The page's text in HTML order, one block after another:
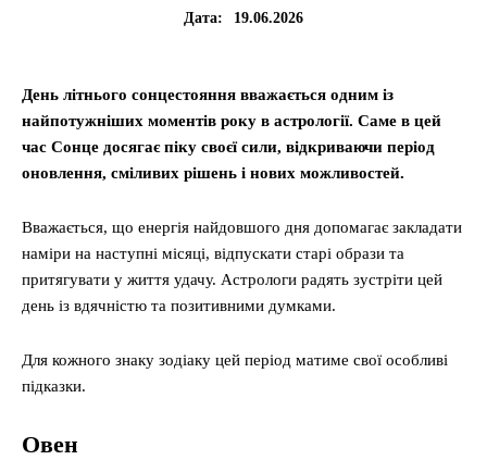
Дата:
19.06.2026
День літнього сонцестояння вважається одним із
найпотужніших моментів року в астрології. Саме в цей
час Сонце досягає піку своєї сили, відкриваючи період
оновлення, сміливих рішень і нових можливостей.
Вважається, що енергія найдовшого дня допомагає закладати
наміри на наступні місяці, відпускати старі образи та
притягувати у життя удачу. Астрологи радять зустріти цей
день із вдячністю та позитивними думками.
Для кожного знаку зодіаку цей період матиме свої особливі
підказки.
Овен